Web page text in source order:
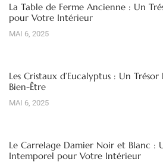
La Table de Ferme Ancienne : Un
pour Votre Intérieur
MAI 6, 2025
Les Cristaux d’Eucalyptus : Un
Bien-Être
MAI 6, 2025
Le Carrelage Damier Noir et Blanc :
Intemporel pour Votre Intérieur